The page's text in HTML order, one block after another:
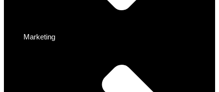
Marketing